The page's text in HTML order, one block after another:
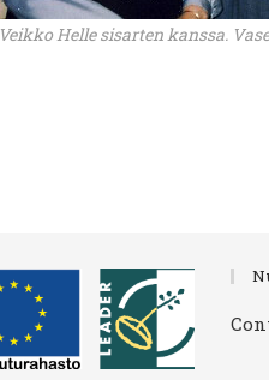
Veikko Helle sisarten kanssa.